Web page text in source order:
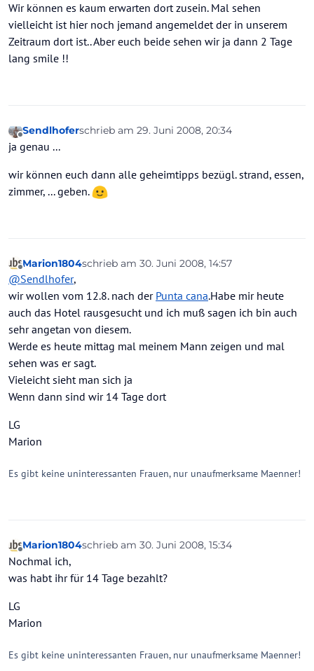
Wir können es kaum erwarten dort zusein. Mal sehen
vielleicht ist hier noch jemand angemeldet der in unserem
Zeitraum dort ist.. Aber euch beide sehen wir ja dann 2 Tage
lang smile !!
Offline
Sendlhoferschrieb am 29. Juni 2008, 20:34
zuletzt editiert von
ja genau ...
wir können euch dann alle geheimtipps bezügl. strand, essen,
zimmer, ... geben.
Offline
Marion1804schrieb am 30. Juni 2008, 14:57
zuletzt editiert von
@Sendlhofer,
wir wollen vom 12.8. nach der Punta cana.Habe mir heute
auch das Hotel rausgesucht und ich muß sagen ich bin auch
sehr angetan von diesem.
Werde es heute mittag mal meinem Mann zeigen und mal
sehen was er sagt.
Vieleicht sieht man sich ja
Wenn dann sind wir 14 Tage dort
LG
Marion
Es gibt keine uninteressanten Frauen, nur unaufmerksame Maenner!
Offline
Marion1804schrieb am 30. Juni 2008, 15:34
zuletzt editiert von
Nochmal ich,
was habt ihr für 14 Tage bezahlt?
LG
Marion
Es gibt keine uninteressanten Frauen, nur unaufmerksame Maenner!